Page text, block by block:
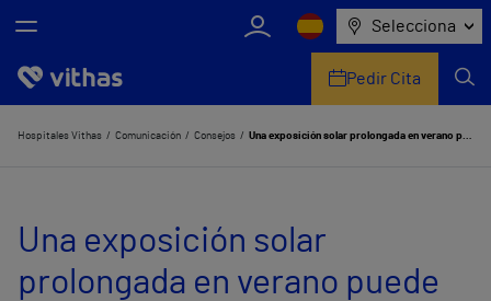
Selecciona
Nosotros
Servicios de salud
Equipo médico y asistencial
Pedir Cita
Hospitales Vithas Comunicación Consejos Una exposición solar prolongada en verano puede afectar a nuestro cerebro
Una exposición solar
prolongada en verano puede